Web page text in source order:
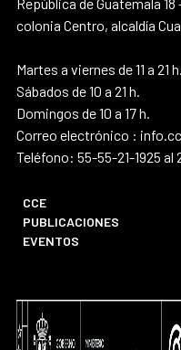
República de Guatemala 18
colonia Centro, alcaldía
Martes a viernes de 11 a 21 h.
Sábados de 10 a 21 h.
Domingos de 10 a 17 h.
Correo electrónico :
Teléfono: 55-55-21-1925 al
CCE
PUBLICACIONES
EVENTOS